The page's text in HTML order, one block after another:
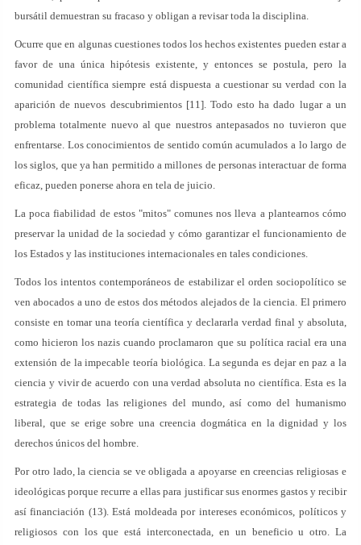
bursátil demuestran su fracaso y obligan a revisar toda la disciplina.
Ocurre que en algunas cuestiones todos los hechos existentes pueden estar a
favor de una única hipótesis existente, y entonces se postula, pero la
comunidad científica siempre está dispuesta a cuestionar su verdad con la
aparición de nuevos descubrimientos [11]. Todo esto ha dado lugar a un
problema totalmente nuevo al que nuestros antepasados no tuvieron que
enfrentarse. Los conocimientos de sentido común acumulados a lo largo de
los siglos, que ya han permitido a millones de personas interactuar de forma
eficaz, pueden ponerse ahora en tela de juicio.
La poca fiabilidad de estos "mitos" comunes nos lleva a plantearnos cómo
preservar la unidad de la sociedad y cómo garantizar el funcionamiento de
los Estados y las instituciones internacionales en tales condiciones.
Todos los intentos contemporáneos de estabilizar el orden sociopolítico se
ven abocados a uno de estos dos métodos alejados de la ciencia. El primero
consiste en tomar una teoría científica y declararla verdad final y absoluta,
como hicieron los nazis cuando proclamaron que su política racial era una
extensión de la impecable teoría biológica. La segunda es dejar en paz a la
ciencia y vivir de acuerdo con una verdad absoluta no científica. Esta es la
estrategia de todas las religiones del mundo, así como del humanismo
liberal, que se erige sobre una creencia dogmática en la dignidad y los
derechos únicos del hombre.
Por otro lado, la ciencia se ve obligada a apoyarse en creencias religiosas e
ideológicas porque recurre a ellas para justificar sus enormes gastos y recibir
así financiación (13). Está moldeada por intereses económicos, políticos y
religiosos con los que está interconectada, en un beneficio u otro. La